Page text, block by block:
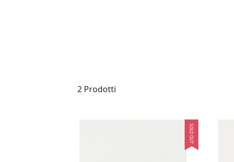
Perfetti
Eleganza e raffinatezza:
I
Smalti e superfici di pregio:
2 Prodotti
SOLD OUT